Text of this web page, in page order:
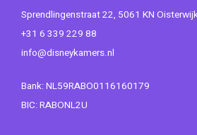
Sprendlingenstraat 22, 5061 KN
+31 6 339 229 88
info@disneykamers.nl
Bank: NL59RABO0116160179
BIC: RABONL2U